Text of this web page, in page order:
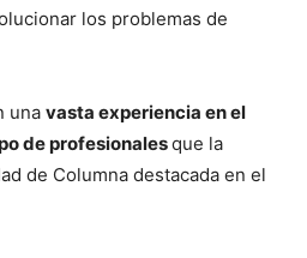
los problemas de
una vasta experiencia en el
de profesionalesque la
de Columna destacada en el